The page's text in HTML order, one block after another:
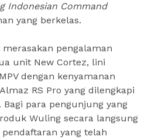
Indonesian Command
yang berkelas.
pengalaman
unit New Cortez, lini
dengan kenyamanan
RS Pro yang dilengkapi
Bagi para pengunjung yang
Wuling secara langsung
yang telah